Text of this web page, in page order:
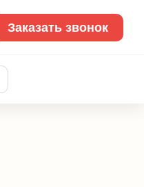
Заказать звонок